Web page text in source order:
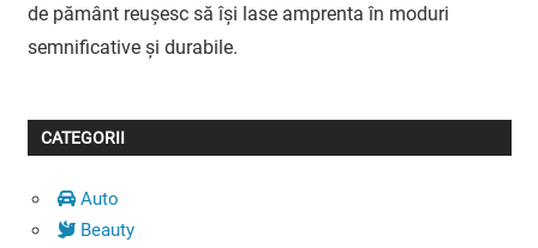
de pământ reușesc să își lase amprenta în moduri
semnificative și durabile.
CATEGORII
Auto
Beauty